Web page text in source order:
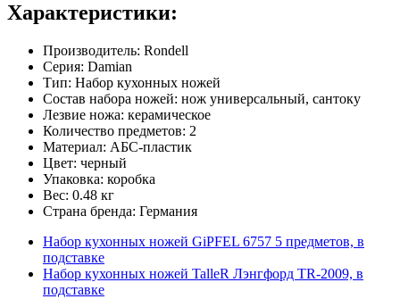
Характеристики:
Производитель: Rondell
Серия: Damian
Тип: Набор кухонных ножей
Состав набора ножей: нож универсальный, сантоку
Лезвие ножа: керамическое
Количество предметов: 2
Материал: АБС-пластик
Цвет: черный
Упаковка: коробка
Вес: 0.48 кг
Страна бренда: Германия
Набор кухонных ножей GiPFEL 6757 5 предметов, в
подставке
Набор кухонных ножей TalleR Лэнгфорд TR-2009, в
подставке